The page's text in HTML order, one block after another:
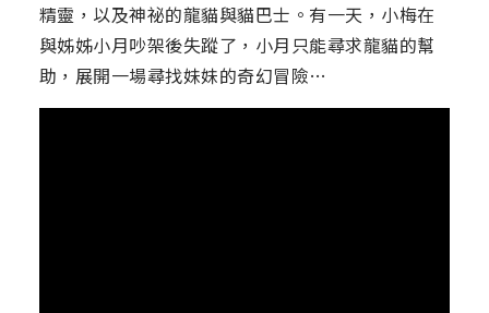
精靈，以及神祕的龍貓與貓巴士。有一天，小梅在
與姊姊小月吵架後失蹤了，小月只能尋求龍貓的幫
助，展開一場尋找妹妹的奇幻冒險…